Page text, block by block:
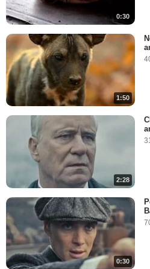
0:30
1:50
2:28
0:30